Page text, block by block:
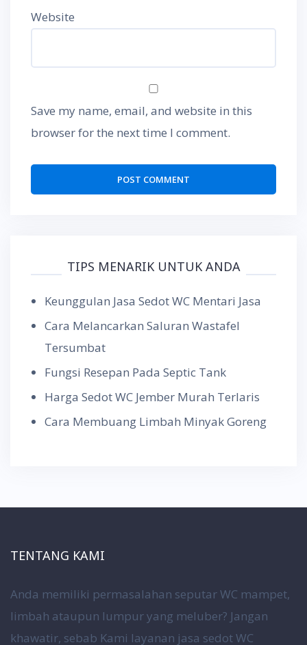
Website
Save my name, email, and website in this
browser for the next time I comment.
TIPS MENARIK UNTUK ANDA
Keunggulan Jasa Sedot WC Mentari Jasa
Cara Melancarkan Saluran Wastafel
Tersumbat
Fungsi Resepan Pada Septic Tank
Harga Sedot WC Jember Murah Terlaris
Cara Membuang Limbah Minyak Goreng
TENTANG KAMI
Anda memiliki permasalahan seputar WC mampet,
limbah ataupun lumpur yang meluber? Jangan
khawatir, sebab Kami layanan jasa sedot WC